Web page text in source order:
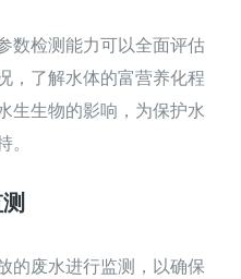
数检测能力可以全面评估
，了解水体的富营养化程
生生物的影响，为保护水
。
的废水进行监测，以确保